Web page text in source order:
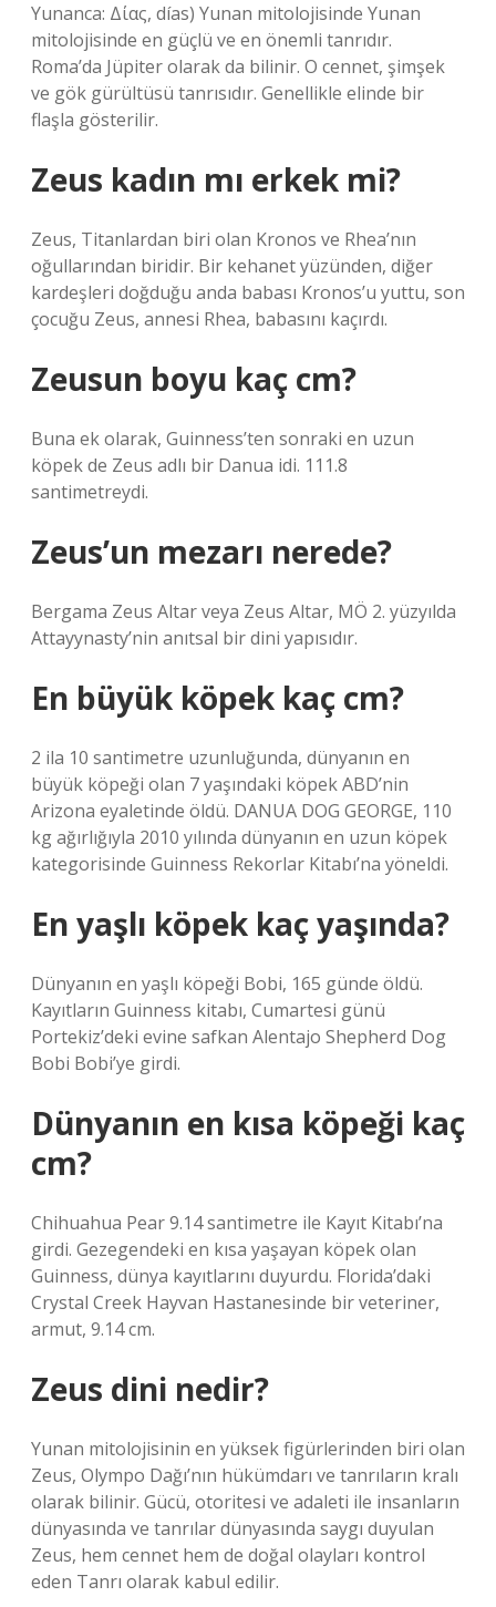
Yunanca: Δίας, días) Yunan mitolojisinde Yunan
mitolojisinde en güçlü ve en önemli tanrıdır.
Roma’da Jüpiter olarak da bilinir. O cennet, şimşek
ve gök gürültüsü tanrısıdır. Genellikle elinde bir
flaşla gösterilir.
Zeus kadın mı erkek mi?
Zeus, Titanlardan biri olan Kronos ve Rhea’nın
oğullarından biridir. Bir kehanet yüzünden, diğer
kardeşleri doğduğu anda babası Kronos’u yuttu, son
çocuğu Zeus, annesi Rhea, babasını kaçırdı.
Zeusun boyu kaç cm?
Buna ek olarak, Guinness’ten sonraki en uzun
köpek de Zeus adlı bir Danua idi. 111.8
santimetreydi.
Zeus’un mezarı nerede?
Bergama Zeus Altar veya Zeus Altar, MÖ 2. yüzyılda
Attayynasty’nin anıtsal bir dini yapısıdır.
En büyük köpek kaç cm?
2 ila 10 santimetre uzunluğunda, dünyanın en
büyük köpeği olan 7 yaşındaki köpek ABD’nin
Arizona eyaletinde öldü. DANUA DOG GEORGE, 110
kg ağırlığıyla 2010 yılında dünyanın en uzun köpek
kategorisinde Guinness Rekorlar Kitabı’na yöneldi.
En yaşlı köpek kaç yaşında?
Dünyanın en yaşlı köpeği Bobi, 165 günde öldü.
Kayıtların Guinness kitabı, Cumartesi günü
Portekiz’deki evine safkan Alentajo Shepherd Dog
Bobi Bobi’ye girdi.
Dünyanın en kısa köpeği kaç
cm?
Chihuahua Pear 9.14 santimetre ile Kayıt Kitabı’na
girdi. Gezegendeki en kısa yaşayan köpek olan
Guinness, dünya kayıtlarını duyurdu. Florida’daki
Crystal Creek Hayvan Hastanesinde bir veteriner,
armut, 9.14 cm.
Zeus dini nedir?
Yunan mitolojisinin en yüksek figürlerinden biri olan
Zeus, Olympo Dağı’nın hükümdarı ve tanrıların kralı
olarak bilinir. Gücü, otoritesi ve adaleti ile insanların
dünyasında ve tanrılar dünyasında saygı duyulan
Zeus, hem cennet hem de doğal olayları kontrol
eden Tanrı olarak kabul edilir.